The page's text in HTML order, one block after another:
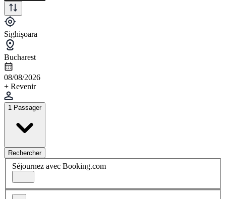
Sighișoara
Bucharest
08/08/2026
+ Revenir
1 Passager
Rechercher
Séjournez avec Booking.com